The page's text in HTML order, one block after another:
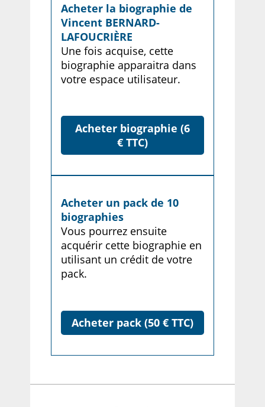
Acheter la biographie de
Vincent BERNARD-
LAFOUCRIÈRE
Une fois acquise, cette
biographie apparaitra dans
votre espace utilisateur.
Acheter biographie (6
€ TTC)
Acheter un pack de 10
biographies
Vous pourrez ensuite
acquérir cette biographie en
utilisant un crédit de votre
pack.
Acheter pack (50 € TTC)